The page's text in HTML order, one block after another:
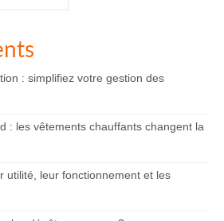
: simplifiez votre gestion des
: les vêtements chauffants changent la
utilité, leur fonctionnement et les